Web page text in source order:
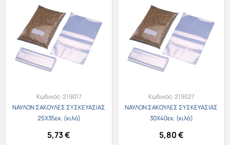
Κωδικός:219017
ΝΑΥΛΟΝ ΣΑΚΟΥΛΕΣ ΣΥΣΚΕΥΑΣΙΑΣ
25Χ35εκ. (κιλό)
5,73€
Κωδικός:219027
ΝΑΥΛΟΝ ΣΑΚΟΥΛΕΣ ΣΥΣΚΕΥΑΣΙΑΣ
30Χ40εκ. (κιλό)
5,80€